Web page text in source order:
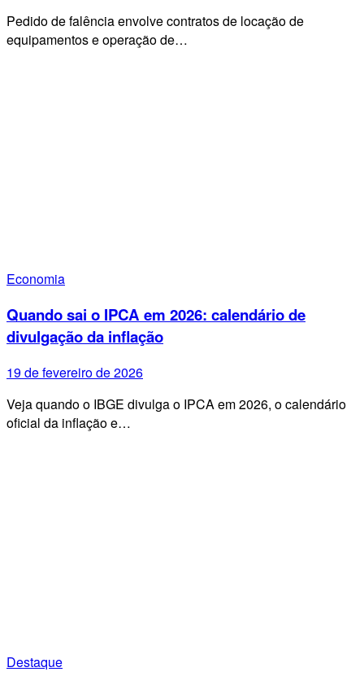
Pedido de falência envolve contratos de locação de
equipamentos e operação de…
Economia
Quando sai o IPCA em 2026: calendário de
divulgação da inflação
19 de fevereiro de 2026
Veja quando o IBGE divulga o IPCA em 2026, o calendário
oficial da inflação e…
Destaque